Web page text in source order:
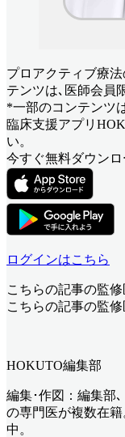
プロアクティブ療
テンツは､医師会員
*一部のコンテンツ
臨床支援アプリ
い。
今すぐ無料ダウンロ
ログインはこちら
こちらの記事の監修
こちらの記事の監修
HOKUTO編集部
編集･作図：編集部
の専門医が複数在
中。